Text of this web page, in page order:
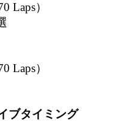
Laps）
Laps）
ブタイミング